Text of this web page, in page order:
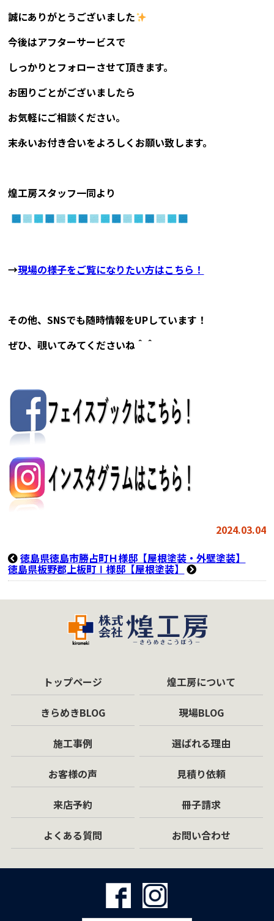
誠にありがとうございました
今後はアフターサービスで
しっかりとフォローさせて頂きます。
お困りごとがございましたら
お気軽にご相談ください。
末永いお付き合いをよろしくお願い致します。
煌工房スタッフ一同より
→現場の様子をご覧になりたい方はこちら！
その他、SNSでも随時情報をUPしています！
ぜひ、覗いてみてくださいね＾＾
2024.03.04
徳島県徳島市勝占町Ｈ様邸【屋根塗装・外壁塗装】
徳島県板野郡上板町Ⅰ様邸【屋根塗装】
トップページ 煌工房について
きらめきBLOG 現場BLOG
施工事例 選ばれる理由
お客様の声 見積り依頼
来店予約 冊子請求
よくある質問 お問い合わせ